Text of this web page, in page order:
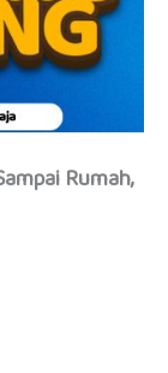
Rumah,